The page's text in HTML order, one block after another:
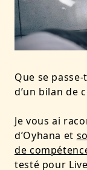
Que se
d’un bilan de
Je vous ai
d’Oyhana et
de
testé pour